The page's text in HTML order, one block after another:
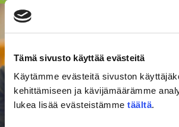
Tämä sivusto käyttää evästeitä
Käytämme evästeitä sivuston
kehittämiseen ja kävijämäärämme
lukea lisää evästeistämme täältä.